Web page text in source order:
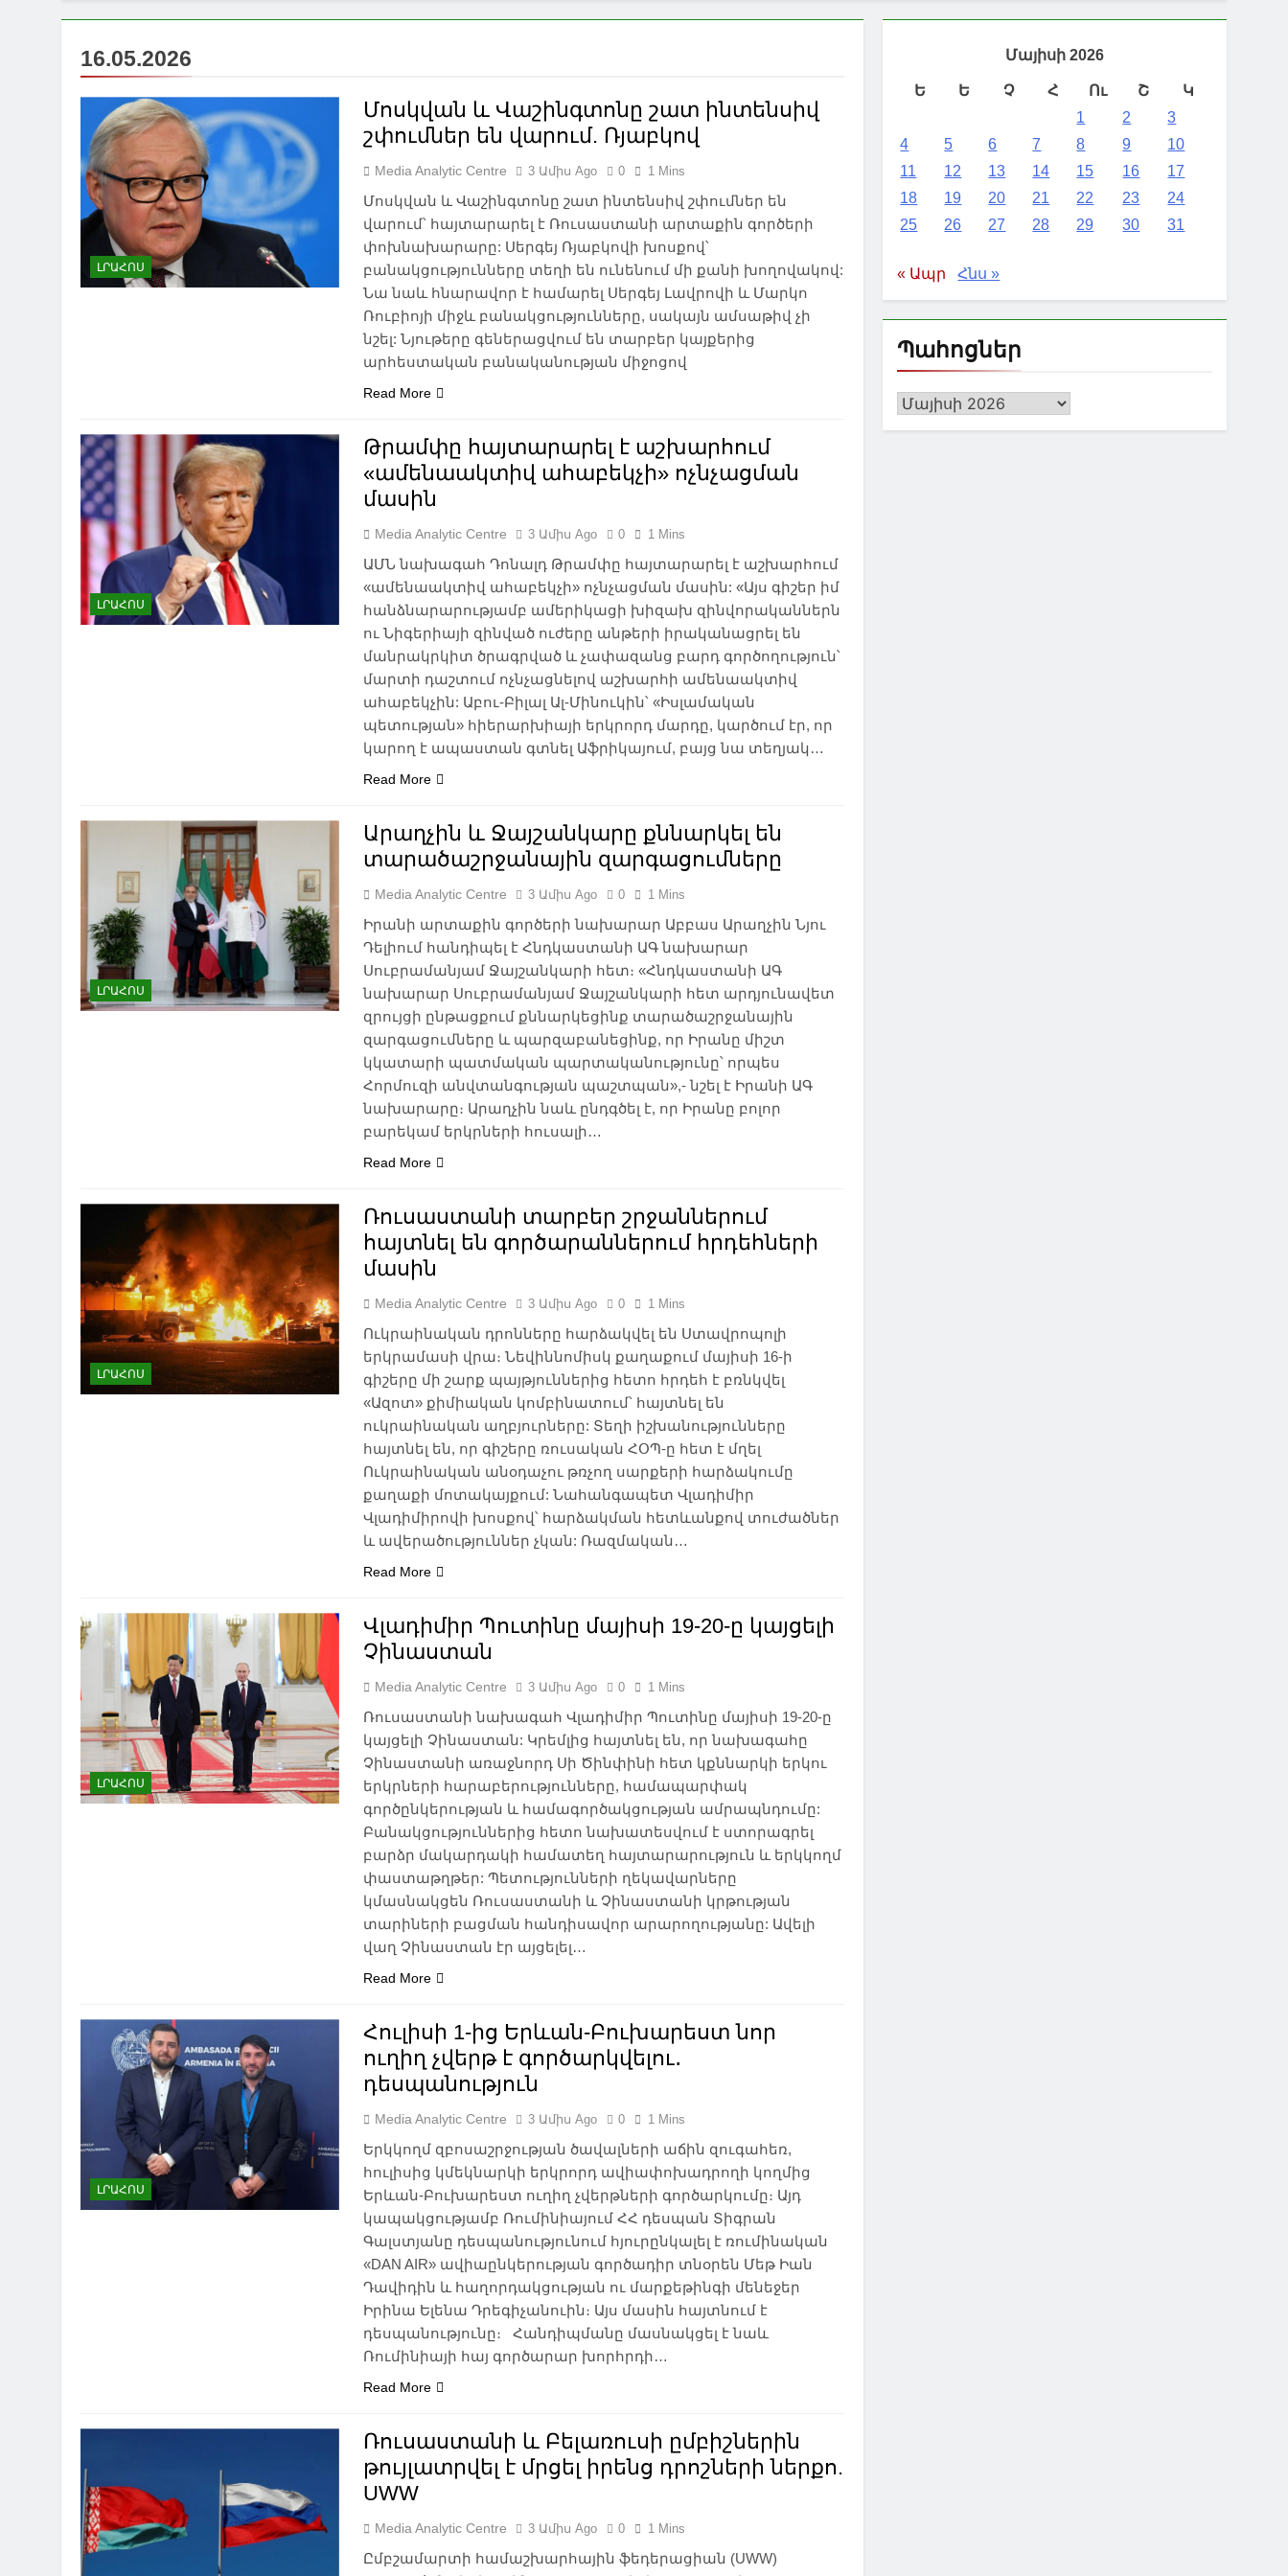
16.05.2026
ԼՐԱՀՈՍ
Մոսկվան և Վաշինգտոնը շատ ինտենսիվ
շփումներ են վարում. Ռյաբկով
Media Analytic Centre 3 Ամիս Ago 0 1 Mins
Մոսկվան և Վաշինգտոնը շատ ինտենսիվ շփումներ են
վարում՝ հայտարարել է Ռուսաստանի արտաքին գործերի
փոխնախարարը: Սերգեյ Ռյաբկովի խոսքով՝
բանակցությունները տեղի են ունենում մի քանի խողովակով:
Նա նաև հնարավոր է համարել Սերգեյ Լավրովի և Մարկո
Ռուբիոյի միջև բանակցությունները, սակայն ամսաթիվ չի
նշել: Նյութերը գեներացվում են տարբեր կայքերից
արհեստական բանականության միջոցով
Read More
ԼՐԱՀՈՍ
Թրամփը հայտարարել է աշխարհում
«ամենաակտիվ ահաբեկչի» ոչնչացման
մասին
Media Analytic Centre 3 Ամիս Ago 0 1 Mins
ԱՄՆ նախագահ Դոնալդ Թրամփը հայտարարել է աշխարհում
«ամենաակտիվ ահաբեկչի» ոչնչացման մասին: «Այս գիշեր իմ
հանձնարարությամբ ամերիկացի խիզախ զինվորականներն
ու Նիգերիայի զինված ուժերը անթերի իրականացրել են
մանրակրկիտ ծրագրված և չափազանց բարդ գործողություն՝
մարտի դաշտում ոչնչացնելով աշխարհի ամենաակտիվ
ահաբեկչին: Աբու-Բիլալ Ալ-Մինուկին՝ «Իսլամական
պետության» հիերարխիայի երկրորդ մարդը, կարծում էր, որ
կարող է ապաստան գտնել Աֆրիկայում, բայց նա տեղյակ…
Read More
ԼՐԱՀՈՍ
Արաղչին և Ջայշանկարը քննարկել են
տարածաշրջանային զարգացումները
Media Analytic Centre 3 Ամիս Ago 0 1 Mins
Իրանի արտաքին գործերի նախարար Աբբաս Արաղչին Նյու
Դելիում հանդիպել է Հնդկաստանի ԱԳ նախարար
Սուբրամանյամ Ջայշանկարի հետ։ «Հնդկաստանի ԱԳ
նախարար Սուբրամանյամ Ջայշանկարի հետ արդյունավետ
զրույցի ընթացքում քննարկեցինք տարածաշրջանային
զարգացումները և պարզաբանեցինք, որ Իրանը միշտ
կկատարի պատմական պարտականությունը՝ որպես
Հորմուզի անվտանգության պաշտպան»,- նշել է Իրանի ԱԳ
նախարարը։ Արաղչին նաև ընդգծել է, որ Իրանը բոլոր
բարեկամ երկրների հուսալի…
Read More
ԼՐԱՀՈՍ
Ռուսաստանի տարբեր շրջաններում
հայտնել են գործարաններում հրդեհների
մասին
Media Analytic Centre 3 Ամիս Ago 0 1 Mins
Ուկրաինական դրոնները հարձակվել են Ստավրոպոլի
երկրամասի վրա։ Նեվիննոմիսկ քաղաքում մայիսի 16-ի
գիշերը մի շարք պայթյուններից հետո հրդեհ է բռնկվել
«Ազոտ» քիմիական կոմբինատում՝ հայտնել են
ուկրաինական աղբյուրները: Տեղի իշխանությունները
հայտնել են, որ գիշերը ռուսական ՀՕՊ-ը հետ է մղել
Ուկրաինական անօդաչու թռչող սարքերի հարձակումը
քաղաքի մոտակայքում: Նահանգապետ Վլադիմիր
Վլադիմիրովի խոսքով՝ հարձակման հետևանքով տուժածներ
և ավերածություններ չկան: Ռազմական…
Read More
ԼՐԱՀՈՍ
Վլադիմիր Պուտինը մայիսի 19-20-ը կայցելի
Չինաստան
Media Analytic Centre 3 Ամիս Ago 0 1 Mins
Ռուսաստանի նախագահ Վլադիմիր Պուտինը մայիսի 19-20-ը
կայցելի Չինաստան: Կրեմլից հայտնել են, որ նախագահը
Չինաստանի առաջնորդ Սի Ծինփինի հետ կքննարկի երկու
երկրների հարաբերությունները, համապարփակ
գործընկերության և համագործակցության ամրապնդումը:
Բանակցություններից հետո նախատեսվում է ստորագրել
բարձր մակարդակի համատեղ հայտարարություն և երկկողմ
փաստաթղթեր: Պետությունների ղեկավարները
կմասնակցեն Ռուսաստանի և Չինաստանի կրթության
տարիների բացման հանդիսավոր արարողությանը: Ավելի
վաղ Չինաստան էր այցելել…
Read More
ԼՐԱՀՈՍ
Հուլիսի 1-ից Երևան-Բուխարեստ նոր
ուղիղ չվերթ է գործարկվելու․
դեսպանություն
Media Analytic Centre 3 Ամիս Ago 0 1 Mins
Երկկողմ զբոսաշրջության ծավալների աճին զուգահեռ,
հուլիսից կմեկնարկի երկրորդ ավիափոխադրողի կողմից
Երևան-Բուխարեստ ուղիղ չվերթների գործարկումը։ Այդ
կապակցությամբ Ռումինիայում ՀՀ դեսպան Տիգրան
Գալստյանը դեսպանությունում հյուրընկալել է ռումինական
«DAN AIR» ավիաընկերության գործադիր տնօրեն Մեթ Իան
Դավիդին և հաղորդակցության ու մարքեթինգի մենեջեր
Իրինա Ելենա Դրեգիչանուին։ Այս մասին հայտնում է
դեսպանությունը։ Հանդիպմանը մասնակցել է նաև
Ռումինիայի հայ գործարար խորհրդի…
Read More
Ռուսաստանի և Բելառուսի ըմբիշներին
թույլատրվել է մրցել իրենց դրոշների ներքո.
UWW
Media Analytic Centre 3 Ամիս Ago 0 1 Mins
Ըմբշամարտի համաշխարհային ֆեդերացիան (UWW)
Մայիսի 2026
Ե Ե Չ Հ Ու Շ
Կ
1
2
3
4
5 6 7 8 9
10
11
12 13 14 15 16
17
18
19 20 21 22 23
24
25
26 27 28 29 30 31
« Ապր Հնս »
Պահոցներ
Պահոցներ